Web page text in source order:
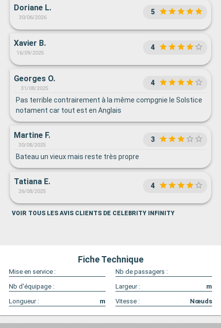
Doriane L.
30/06/2026
5
Xavier B.
16/09/2025
4
Georges O.
31/08/2025
4
Pas terrible contrairement à la même compgnie le Solstice
notament car tout est en Anglais
Martine F.
30/08/2025
3
Bateau un vieux mais reste très propre
Tatiana E.
26/08/2025
4
VOIR TOUS LES AVIS CLIENTS DE CELEBRITY INFINITY
Fiche Technique
Mise en service :
Nb de passagers :
Nb d'équipage :
Largeur :
m
Longueur :
m Vitesse : Nœuds